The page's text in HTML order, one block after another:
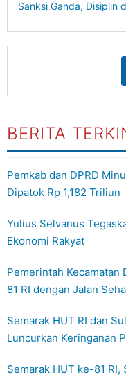
Sanksi Ganda, Disiplin
BERITA
Pemkab dan DPRD
Dipatok Rp 1,182 Triliun
Yulius Selvanus
Ekonomi Rakyat
Pemerintah Kecamatan
81 RI dengan Jalan
Semarak HUT RI dan
Luncurkan Keringanan
Semarak HUT ke-81